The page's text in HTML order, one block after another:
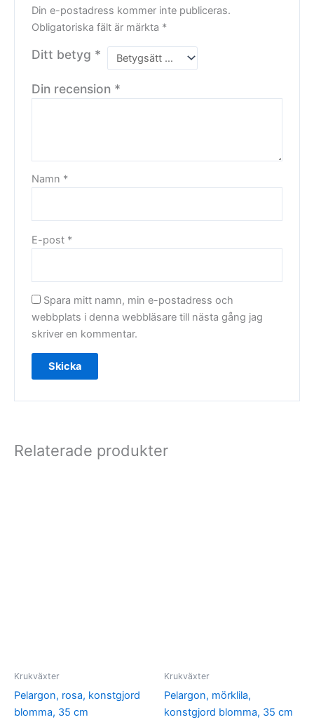
Din e-postadress kommer inte publiceras.
Obligatoriska fält är märkta *
Ditt betyg *
Din recension *
Namn *
E-post *
Spara mitt namn, min e-postadress och
webbplats i denna webbläsare till nästa gång jag
skriver en kommentar.
Relaterade produkter
Krukväxter
Pelargon, rosa, konstgjord
blomma, 35 cm
Krukväxter
Pelargon, mörklila,
konstgjord blomma, 35 cm